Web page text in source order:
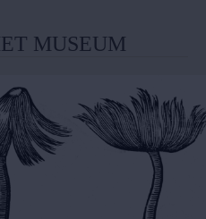
MUSEUM